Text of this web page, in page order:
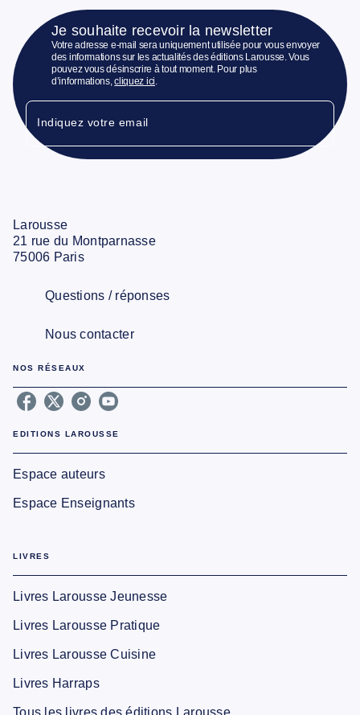
Je souhaite recevoir la newsletter
Votre adresse e-mail sera uniquement utilisée pour vous envoyer
des informations sur les actualités des éditions Larousse. Vous
pouvez vous désinscrire à tout moment. Pour plus
d’informations,cliquez ici
Indiquez votre email
Larousse
21 rue du Montparnasse
75006 Paris
Questions / réponses
Nous contacter
NOS RÉSEAUX
EDITIONS LAROUSSE
Espace auteurs
Espace Enseignants
LIVRES
Livres Larousse Jeunesse
Livres Larousse Pratique
Livres Larousse Cuisine
Livres Harraps
Tous les livres des éditions Larousse